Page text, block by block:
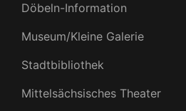
Döbeln-Information
Museum/Kleine Galerie
Stadtbibliothek
Mittelsächsisches Theater